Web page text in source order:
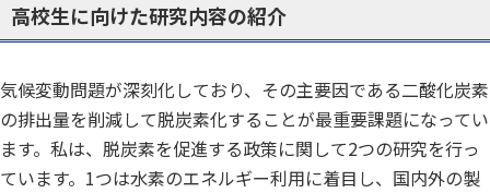
高校生に向けた研究内容の紹介
気候変動問題が深刻化しており、その主要因である二酸化炭素
の排出量を削減して脱炭素化することが最重要課題になってい
ます。私は、脱炭素を促進する政策に関して2つの研究を行っ
ています。1つは水素のエネルギー利用に着目し、国内外の製